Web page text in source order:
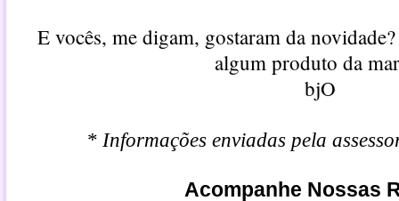
E vocês, me digam, gostaram da
algum produto da
bjO
* Informações enviadas pela
Acompanhe Nossas